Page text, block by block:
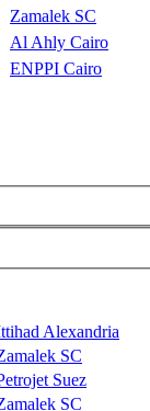
Zamalek SC
Al Ahly Cairo
ENPPI Cairo
Alexandria
SC
Suez
SC